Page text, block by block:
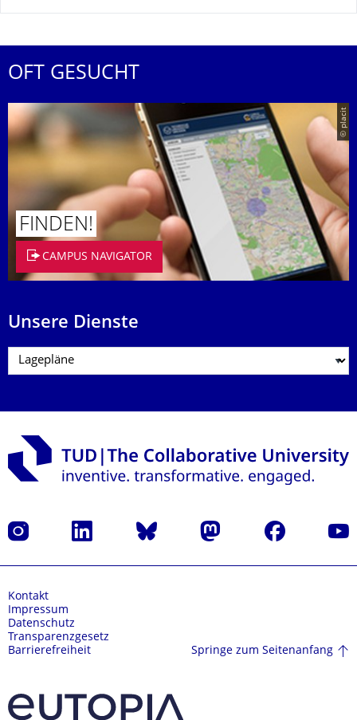
OFT GESUCHT
© placit
FINDEN!
CAMPUS NAVIGATOR
Unsere Dienste
Instagram LinkedIn Bluesky Mastodon Facebook
Kontakt
Impressum
Datenschutz
Transparenzgesetz
Barrierefreiheit
Springe zum Seitenanfang